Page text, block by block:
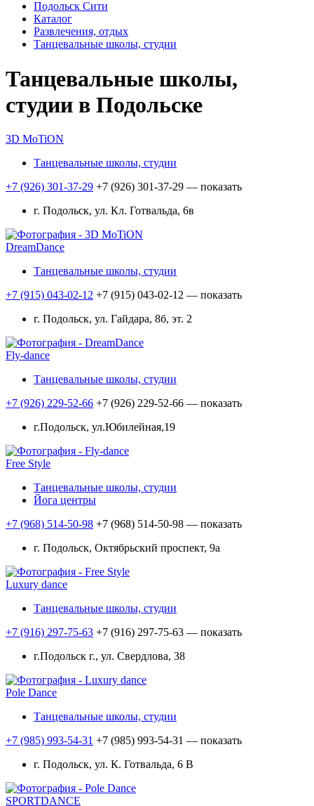
Подольск Сити
Каталог
Развлечения, отдых
Танцевальные школы, студии
Танцевальные школы,
студии в Подольске
3D MoTiON
Танцевальные школы, студии
+7 (926) 301-37-29 +7 (926) 301-37-29 — показать
г. Подольск, ул. Кл. Готвальда, 6в
DreamDance
Танцевальные школы, студии
+7 (915) 043-02-12 +7 (915) 043-02-12 — показать
г. Подольск, ул. Гайдара, 8б, эт. 2
Fly-dance
Танцевальные школы, студии
+7 (926) 229-52-66 +7 (926) 229-52-66 — показать
г.Подольск, ул.Юбилейная,19
Free Style
Танцевальные школы, студии
Йога центры
+7 (968) 514-50-98 +7 (968) 514-50-98 — показать
г. Подольск, Октябрьский проспект, 9а
Luxury dance
Танцевальные школы, студии
+7 (916) 297-75-63 +7 (916) 297-75-63 — показать
г.Подольск г., ул. Свердлова, 38
Pole Dance
Танцевальные школы, студии
+7 (985) 993-54-31 +7 (985) 993-54-31 — показать
г. Подольск, ул. К. Готвальда, 6 В
SPORTDANCE